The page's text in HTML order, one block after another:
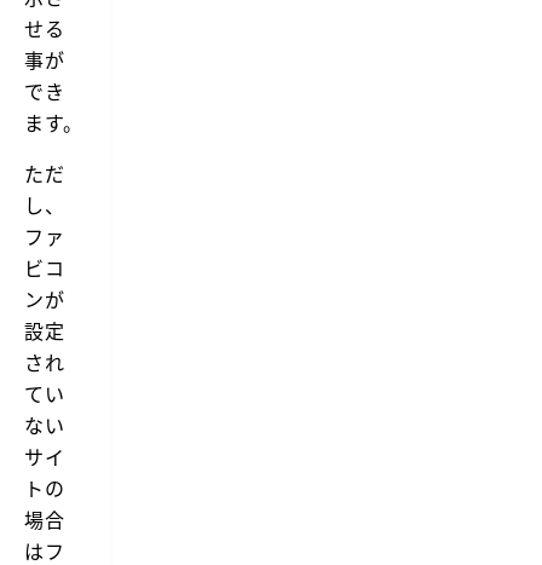
せる
事が
でき
ます。
ただ
し、
ファ
ビコ
ンが
設定
され
てい
ない
サイ
トの
場合
はフ